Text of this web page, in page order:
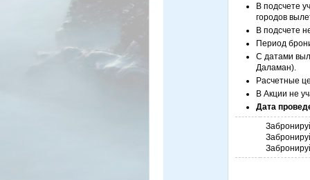
В подсчете
городов
В подсчете
Период
С датами
Даламан).
Расчетные
В Акции не
Дата